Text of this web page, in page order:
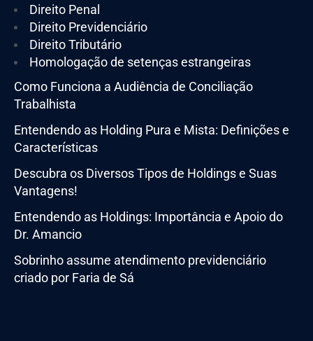
Direito Penal
Direito Previdenciário
Direito Tributário
Homologação de setenças estrangeiras
Como Funciona a Audiência de Conciliação
Trabalhista
Entendendo as Holding Pura e Mista: Definições e
Características
Descubra os Diversos Tipos de Holdings e Suas
Vantagens!
Entendendo as Holdings: Importância e Apoio do
Dr. Amancio
Sobrinho assume atendimento previdenciário
criado por Faria de Sá